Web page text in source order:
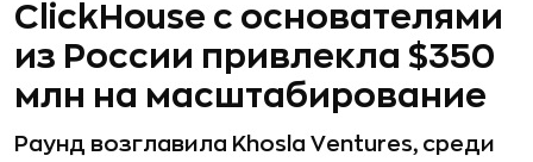
ClickHouse с основателями
из России привлекла $350
млн на масштабирование
Раунд возглавила Khosla Ventures, среди